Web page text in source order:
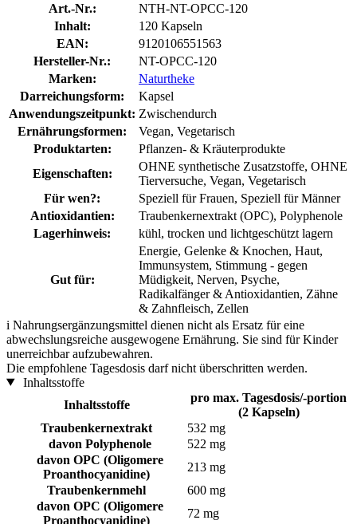
Art.-Nr.:
NTH-NT-OPCC-120
Inhalt:
120 Kapseln
EAN:
9120106551563
Hersteller-Nr.:
NT-OPCC-120
Marken:
Naturtheke
Darreichungsform:
Kapsel
Anwendungszeitpunkt: Zwischendurch
Ernährungsformen:
Vegan, Vegetarisch
Produktarten:
Pflanzen- & Kräuterprodukte
Eigenschaften:
OHNE synthetische Zusatzstoffe, OHNE
Tierversuche, Vegan, Vegetarisch
Für wen?:
Speziell für Frauen, Speziell für Männer
Antioxidantien:
Traubenkernextrakt (OPC), Polyphenole
Lagerhinweis:
kühl, trocken und lichtgeschützt lagern
Gut für:
Energie, Gelenke & Knochen, Haut,
Immunsystem, Stimmung - gegen
Müdigkeit, Nerven, Psyche,
Radikalfänger & Antioxidantien, Zähne
& Zahnfleisch, Zellen
i Nahrungsergänzungsmittel dienen nicht als Ersatz für eine
abwechslungsreiche ausgewogene Ernährung. Sie sind für Kinder
unerreichbar aufzubewahren.
Die empfohlene Tagesdosis darf nicht überschritten werden.
Inhaltsstoffe
Inhaltsstoffe
pro max. Tagesdosis/-portion
(2 Kapseln)
Traubenkernextrakt
532 mg
davon Polyphenole
522 mg
davon OPC (Oligomere
Proanthocyanidine)
213 mg
Traubenkernmehl
600 mg
davon OPC (Oligomere
Proanthocyanidine)
72 mg